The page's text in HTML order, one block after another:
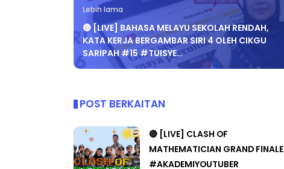
Lebih lama
🔴 [LIVE] BAHASA MELAYU SEKOLAH RENDAH,
KATA KERJA BERGAMBAR SIRI 4 OLEH CIKGU
SARIPAH #15 #TUISYE…
POST BERKAITAN
🔴 [LIVE] CLASH OF
MATHEMATICIAN GRAND FINALE
#AKADEMIYOUTUBER